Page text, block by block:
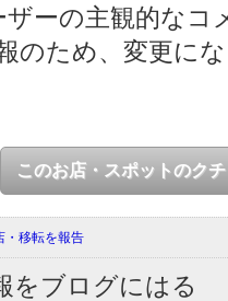
ーの主観的なコ
のため、変更に
このお店・スポットのク
・移転を報告
をブログにはる